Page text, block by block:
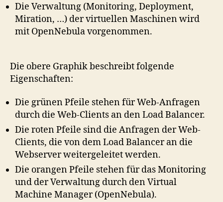
Die Verwaltung (Monitoring, Deployment,
Miration, …) der virtuellen Maschinen wird
mit OpenNebula vorgenommen.
Die obere Graphik beschreibt folgende
Eigenschaften:
Die grünen Pfeile stehen für Web-Anfragen
durch die Web-Clients an den Load Balancer.
Die roten Pfeile sind die Anfragen der Web-
Clients, die von dem Load Balancer an die
Webserver weitergeleitet werden.
Die orangen Pfeile stehen für das Monitoring
und der Verwaltung durch den Virtual
Machine Manager (OpenNebula).